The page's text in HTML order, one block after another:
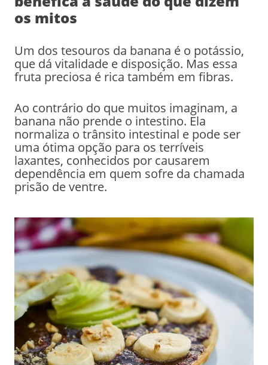
os mitos
Um dos tesouros da banana é o potássio,
que dá vitalidade e disposição. Mas essa
fruta preciosa é rica também em fibras.
Ao contrário do que muitos imaginam, a
banana não prende o intestino. Ela
normaliza o trânsito intestinal e pode ser
uma ótima opção para os terríveis
laxantes, conhecidos por causarem
dependência em quem sofre da chamada
prisão de ventre.